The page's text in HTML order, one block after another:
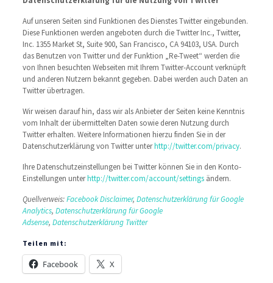
Auf unseren Seiten sind Funktionen des Dienstes Twitter eingebunden.
Diese Funktionen werden angeboten durch die Twitter Inc., Twitter,
Inc. 1355 Market St, Suite 900, San Francisco, CA 94103, USA. Durch
das Benutzen von Twitter und der Funktion „Re-Tweet“ werden die
von Ihnen besuchten Webseiten mit Ihrem Twitter-Account verknüpft
und anderen Nutzern bekannt gegeben. Dabei werden auch Daten an
Twitter übertragen.
Wir weisen darauf hin, dass wir als Anbieter der Seiten keine Kenntnis
vom Inhalt der übermittelten Daten sowie deren Nutzung durch
Twitter erhalten. Weitere Informationen hierzu finden Sie in der
Datenschutzerklärung von Twitter unterhttp://twitter.com/privacy.
Ihre Datenschutzeinstellungen bei Twitter können Sie in den Konto-
Einstellungen unterhttp://twitter.com/account/settingsändern.
Quellverweis:Facebook Disclaimer, Datenschutzerklärung für Google
Analytics, Datenschutzerklärung für Google
Adsense, Datenschutzerklärung Twitter
Teilen mit:
Facebook X